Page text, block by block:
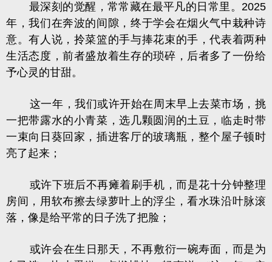
最深刻的觉醒，常常藏在最平凡的日常里。2025
年，我们在奔波的间隙，终于学会在烟火气中栽种诗
意。有人说，拎菜篮的手与捧花束的手，代表着两种
生活态度，前者盛放着生存的琐碎，后者多了一份给
予心灵的甘甜。
这一年，我们或许开始在周末早上去菜市场，挑
一把带露水的小青菜，选几颗圆润的土豆，临走时带
一束向日葵回家，插进客厅的玻璃瓶，整个屋子顿时
亮了起来；
或许下班后不再瘫着刷手机，而是花十分钟整理
房间，用软布擦去绿萝叶上的浮尘，看水珠沿叶脉滚
落，像是给平常的日子洗了把脸；
或许会在生日那天，不再敷衍一碗寿面，而是为